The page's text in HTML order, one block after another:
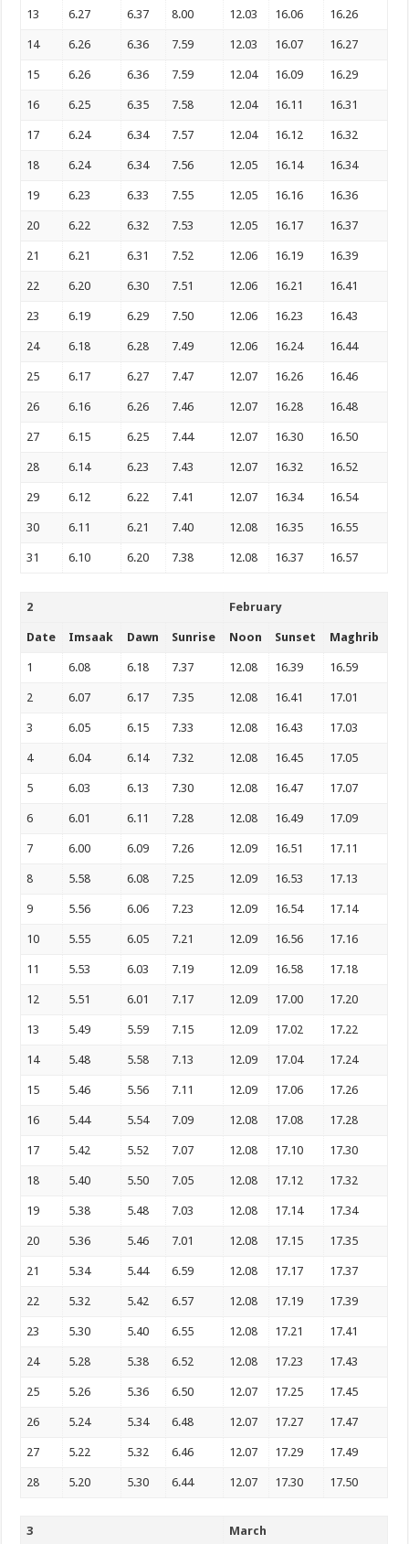
13 6.27 6.37 8.00 12.03 16.06 16.26
14 6.26 6.36 7.59 12.03 16.07 16.27
15 6.26 6.36 7.59 12.04 16.09 16.29
16 6.25 6.35 7.58 12.04 16.11 16.31
17 6.24 6.34 7.57 12.04 16.12 16.32
18 6.24 6.34 7.56 12.05 16.14 16.34
19 6.23 6.33 7.55 12.05 16.16 16.36
20 6.22 6.32 7.53 12.05 16.17 16.37
21 6.21 6.31 7.52 12.06 16.19 16.39
22 6.20 6.30 7.51 12.06 16.21 16.41
23 6.19 6.29 7.50 12.06 16.23 16.43
24 6.18 6.28 7.49 12.06 16.24 16.44
25 6.17 6.27 7.47 12.07 16.26 16.46
26 6.16 6.26 7.46 12.07 16.28 16.48
27 6.15 6.25 7.44 12.07 16.30 16.50
28 6.14 6.23 7.43 12.07 16.32 16.52
29 6.12 6.22 7.41 12.07 16.34 16.54
30 6.11 6.21 7.40 12.08 16.35 16.55
31 6.10 6.20 7.38 12.08 16.37 16.57
2 February
Date Imsaak Dawn Sunrise Noon Sunset Maghrib
1 6.08 6.18 7.37 12.08 16.39 16.59
2 6.07 6.17 7.35 12.08 16.41 17.01
3 6.05 6.15 7.33 12.08 16.43 17.03
4 6.04 6.14 7.32 12.08 16.45 17.05
5 6.03 6.13 7.30 12.08 16.47 17.07
6 6.01 6.11 7.28 12.08 16.49 17.09
7 6.00 6.09 7.26 12.09 16.51 17.11
8 5.58 6.08 7.25 12.09 16.53 17.13
9 5.56 6.06 7.23 12.09 16.54 17.14
10 5.55 6.05 7.21 12.09 16.56 17.16
11 5.53 6.03 7.19 12.09 16.58 17.18
12 5.51 6.01 7.17 12.09 17.00 17.20
13 5.49 5.59 7.15 12.09 17.02 17.22
14 5.48 5.58 7.13 12.09 17.04 17.24
15 5.46 5.56 7.11 12.09 17.06 17.26
16 5.44 5.54 7.09 12.08 17.08 17.28
17 5.42 5.52 7.07 12.08 17.10 17.30
18 5.40 5.50 7.05 12.08 17.12 17.32
19 5.38 5.48 7.03 12.08 17.14 17.34
20 5.36 5.46 7.01 12.08 17.15 17.35
21 5.34 5.44 6.59 12.08 17.17 17.37
22 5.32 5.42 6.57 12.08 17.19 17.39
23 5.30 5.40 6.55 12.08 17.21 17.41
24 5.28 5.38 6.52 12.08 17.23 17.43
25 5.26 5.36 6.50 12.07 17.25 17.45
26 5.24 5.34 6.48 12.07 17.27 17.47
27 5.22 5.32 6.46 12.07 17.29 17.49
28 5.20 5.30 6.44 12.07 17.30 17.50
3 March